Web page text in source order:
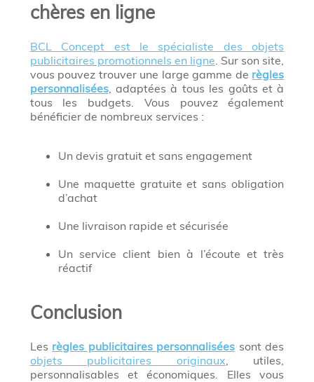
chères en ligne
BCL Concept est le spécialiste des objets
publicitaires promotionnels en ligne. Sur son site,
vous pouvez trouver une large gamme de règles
personnalisées, adaptées à tous les goûts et à
tous les budgets. Vous pouvez également
bénéficier de nombreux services :
Un devis gratuit et sans engagement
Une maquette gratuite et sans obligation
d’achat
Une livraison rapide et sécurisée
Un service client bien à l’écoute et très
réactif
Conclusion
Les règles publicitaires personnalisées sont des
objets publicitaires originaux, utiles,
personnalisables et économiques. Elles vous